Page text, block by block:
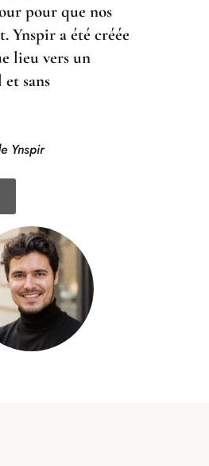
pour que nos
Ynspir a été créée
lieu vers un
sans
Ynspir